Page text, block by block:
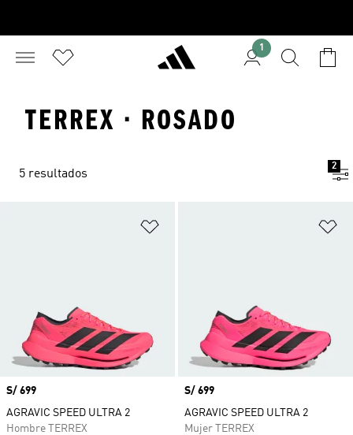
1
TERREX · ROSADO
5 resultados
2
Precio
S/ 699
AGRAVIC SPEED ULTRA 2
Hombre TERREX
Precio
S/ 699
AGRAVIC SPEED ULTRA 2
Mujer TERREX